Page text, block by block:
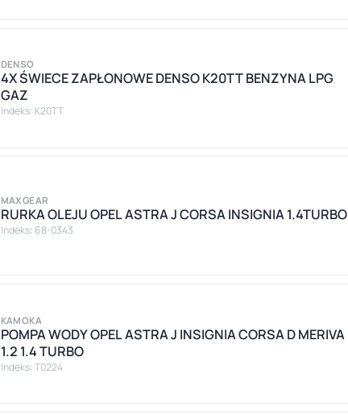
DENSO
4X ŚWIECE ZAPŁONOWE DENSO K20TT BENZYNA LPG
GAZ
Indeks: K20TT
MAXGEAR
RURKA OLEJU OPEL ASTRA J CORSA INSIGNIA 1.4TURBO
Indeks: 68-0343
KAMOKA
POMPA WODY OPEL ASTRA J INSIGNIA CORSA D MERIVA
1.2 1.4 TURBO
Indeks: T0224